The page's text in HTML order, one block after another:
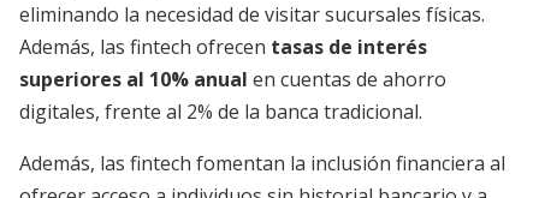
eliminando la necesidad de visitar sucursales físicas.
Además, las fintech ofrecen tasas de interés
superiores al 10% anual en cuentas de ahorro
digitales, frente al 2% de la banca tradicional.
Además, las fintech fomentan la inclusión financiera al